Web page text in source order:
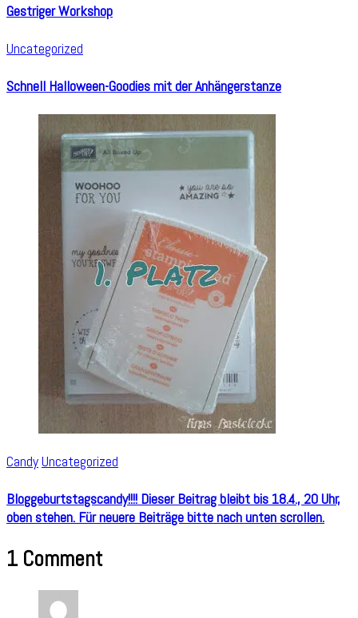
Gestriger Workshop
Uncategorized
Schnell Halloween-Goodies mit der Anhängerstanze
CandyUncategorized
Bloggeburtstagscandy!!!! Dieser Beitrag bleibt bis 18.4., 20 Uhr,
oben stehen. Für neuere Beiträge bitte nach unten scrollen.
1 Comment